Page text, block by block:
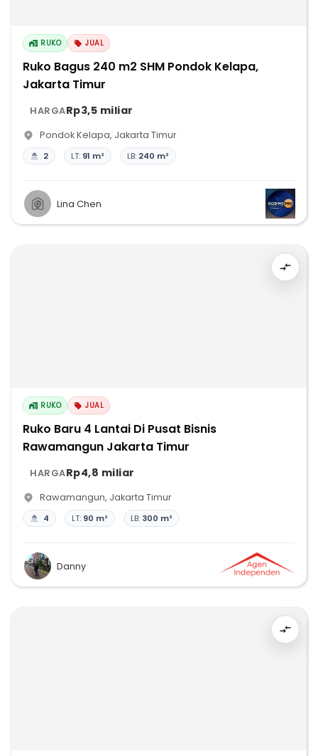
RUKO JUAL
Ruko Bagus 240 m2 SHM Pondok Kelapa,
Jakarta Timur
HARGARp3,5 miliar
Pondok Kelapa, Jakarta Timur
2 LT: 91 m² LB: 240 m²
Lina Chen
RUKO JUAL
Ruko Baru 4 Lantai Di Pusat Bisnis
Rawamangun Jakarta Timur
HARGARp4,8 miliar
Rawamangun, Jakarta Timur
4 LT: 90 m² LB: 300 m²
Danny